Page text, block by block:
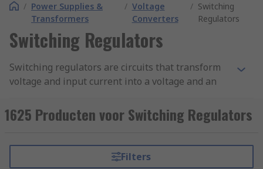
/ Power Supplies &
Transformers
/ Voltage
Converters
/ Switching
Regulators
Switching Regulators
Switching regulators are circuits that transform
voltage and input current into a voltage and an
the system, compensating for variations in the
load and input voltage. They regulate energy
within the circuit limits.
1625 Producten voor Switching Regulators
Filters